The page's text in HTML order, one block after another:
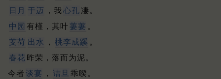
日月 于迈 ，我 心孔 凄。
中园 有槿，其叶萋萋 。
芰荷 出水 ， 桃李成蹊 。
春花 昨荣，落而为泥。
今者 谈宴 ， 诘旦 乖暌。